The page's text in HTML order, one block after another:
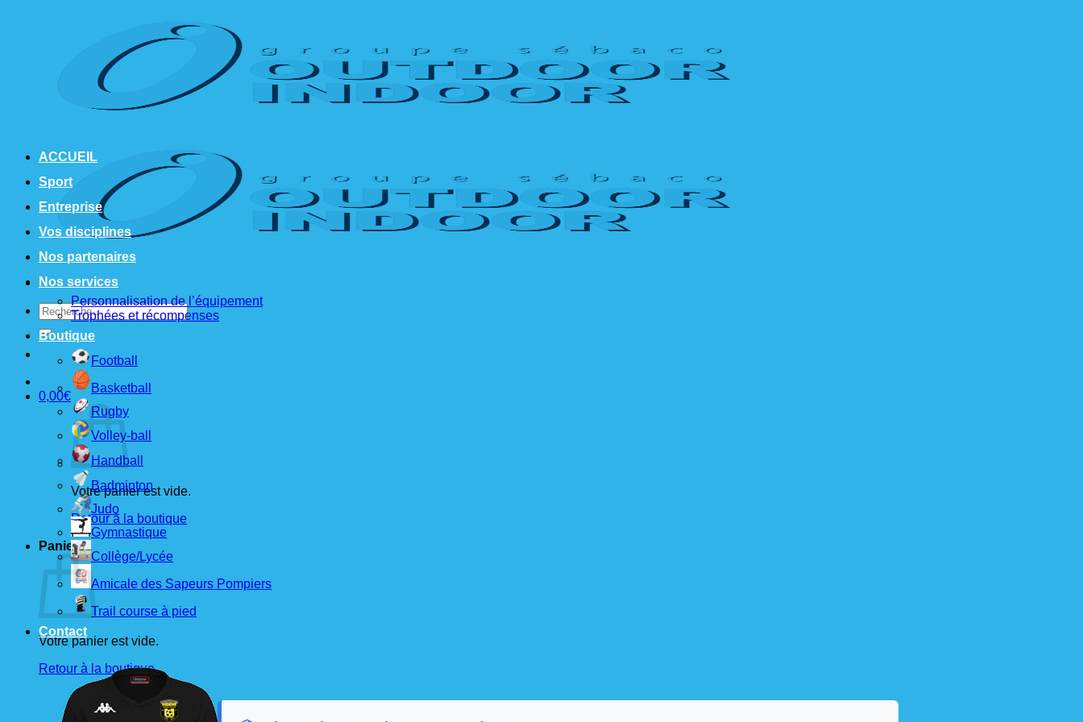
Recherche
pour :
0,00€
Votre panier est vide.
Retour à la boutique
Panier
Votre panier est vide.
Retour à la boutique
ACCUEIL
Sport
Entreprise
Vos disciplines
Nos partenaires
Nos services
Personnalisation de l’équipement
Trophées et récompenses
Boutique
Football
Basketball
Rugby
Volley-ball
Handball
Badminton
Judo
Gymnastique
Collège/Lycée
Amicale des Sapeurs Pompiers
Trail course à pied
Contact